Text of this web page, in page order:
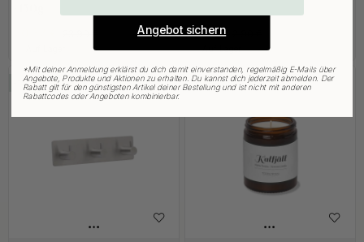
2.47 €
Auf Lager
15 15
Angebot sichern
*Mit deiner Anmeldung erklärst du dich damit einverstanden, regelmäßig E-Mails über
Angebote, Produkte und Aktionen zu erhalten. Du kannst dich jederzeit abmelden. Der
Rabatt gilt für den günstigsten Artikel deiner Bestellung und ist nicht mit anderen
Rabattcodes oder Angeboten kombinierbar.